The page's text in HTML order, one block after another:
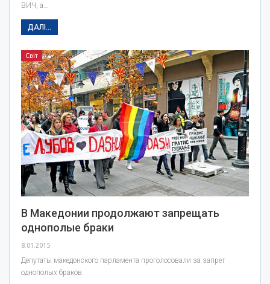
ВИЧ, а…
ДАЛІ...
Світ
В Македонии продолжают запрещать
однополые браки
8.01.2015
Депутаты македонского парламента проголосовали за запрет
однополых браков.